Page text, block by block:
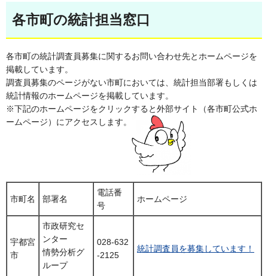
各市町の統計担当窓口
各市町の統計調査員募集に関するお問い合わせ先とホームページを
掲載しています。
調査員募集のページがない市町においては、統計担当部署もしくは
統計情報のホームページを掲載しています。
※下記のホームページをクリックすると外部サイト（各市町公式ホ
ームページ）にアクセスします。
市町名 部署名
電話番
号
ホームページ
宇都宮
市
市政研究セ
ンター
情勢分析グ
ループ
028-632
-2125
統計調査員を募集しています！